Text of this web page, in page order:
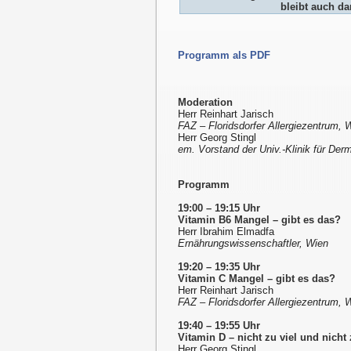
bleibt auch
Programm als PDF
Moderation
Herr Reinhart Jarisch
FAZ – Floridsdorfer Allergiezentrum,
Herr Georg Stingl
em. Vorstand der Univ.-Klinik für
Programm
19:00 – 19:15 Uhr
Vitamin B6 Mangel – gibt es das?
Herr Ibrahim Elmadfa
Ernährungswissenschaftler, Wien
19:20 – 19:35 Uhr
Vitamin C Mangel – gibt es das?
Herr Reinhart Jarisch
FAZ – Floridsdorfer Allergiezentrum,
19:40 – 19:55 Uhr
Vitamin D – nicht zu viel und nicht